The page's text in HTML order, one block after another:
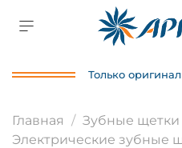
Только
Главная
Зубные щетки
Электрические зубные